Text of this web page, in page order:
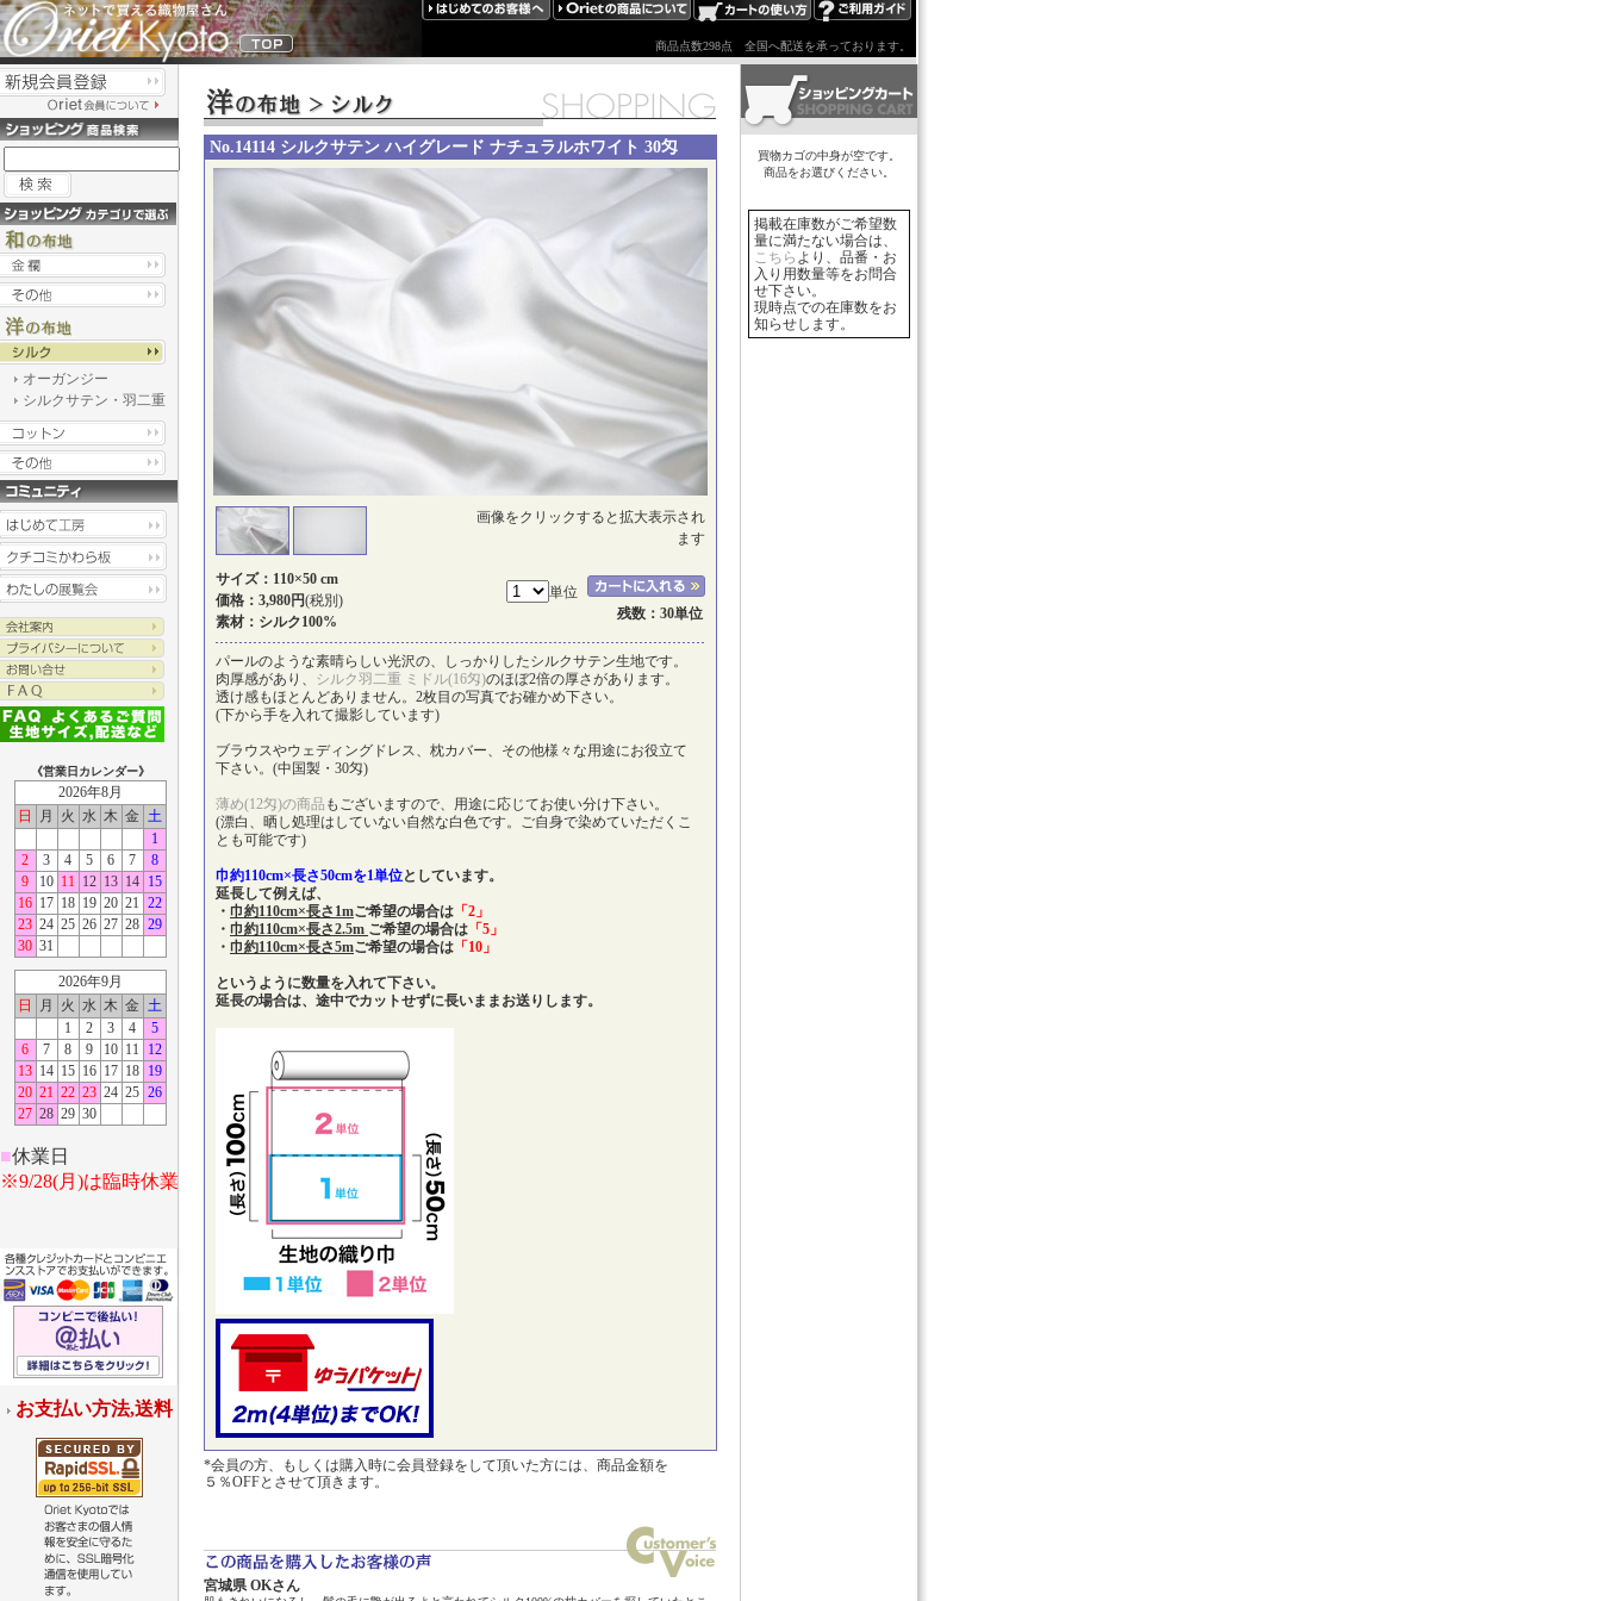
商品点数298点 全国へ配送を承っております。
オーガンジー
シルクサテン・羽二重
《営業日カレンダー》
2026年8月
日
月 火 水 木 金 土
1
2
3 4 5 6 7
8
9
10 11 12 13 14 15
16 17 18 19 20 21 22
23 24 25 26 27 28 29
30 31
2026年9月
日
月 火 水 木 金 土
1
2 3 4
5
6
7 8 9 10 11
12
13 14 15 16 17 18 19
20 21 22 23 24 25 26
27 28 29 30
■休業日
※9/28(月)は臨時休業
お支払い方法,送料
No.14114 シルクサテン ハイグレード ナチュラルホワイト 30匁
画像をクリックすると拡大表示され
ます
サイズ：110×50 cm
価格：3,980円(税別)
素材：シルク100%
単位
残数：30単位
パールのような素晴らしい光沢の、しっかりしたシルクサテン生地です。
肉厚感があり、
シルク羽二重 ミドル(16匁)のほぼ2倍の厚さがあります。
透け感もほとんどありません。2枚目の写真でお確かめ下さい。
(下から手を入れて撮影しています)
ブラウスやウェディングドレス、枕カバー、その他様々な用途にお役立て
下さい。(中国製・30匁)
薄め(12匁)の商品 もございますので、用途に応じてお使い分け下さい。
(漂白、晒し処理はしていない自然な白色です。ご自身で染めていただくこ
とも可能です)
巾約110cm×長さ50cmを1単位としています。
延長して例えば、
・ 巾約110cm×長さ1mご希望の場合は 「2」
・ 巾約110cm×長さ2.5m ご希望の場合は 「5」
・ 巾約110cm×長さ5mご希望の場合は 「10」
というように数量を入れて下さい。
延長の場合は、途中でカットせずに長いままお送りします。
*会員の方、もしくは購入時に会員登録をして頂いた方には、商品金額を
５％OFFとさせて頂きます。
宮城県 OKさん
買物カゴの中身が空です。
商品をお選びください。
掲載在庫数がご希望数
量に満たない場合は、
こちら より、品番・お
入り用数量等をお問合
せ下さい。
現時点での在庫数をお
知らせします。